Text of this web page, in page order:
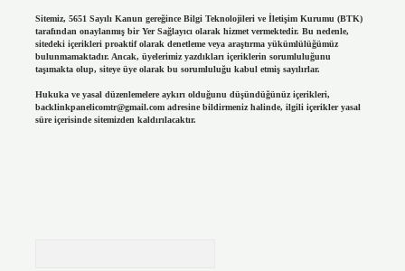
Sitemiz, 5651 Sayılı Kanun gereğince Bilgi Teknolojileri ve İletişim Kurumu (BTK)
tarafından onaylanmış bir Yer Sağlayıcı olarak hizmet vermektedir. Bu nedenle,
sitedeki içerikleri proaktif olarak denetleme veya araştırma yükümlülüğümüz
bulunmamaktadır. Ancak, üyelerimiz yazdıkları içeriklerin sorumluluğunu
taşımakta olup, siteye üye olarak bu sorumluluğu kabul etmiş sayılırlar.
Hukuka ve yasal düzenlemelere aykırı olduğunu düşündüğünüz içerikleri,
backlinkpanelicomtr@gmail.comadresine bildirmeniz halinde, ilgili içerikler yasal
süre içerisinde sitemizden kaldırılacaktır.